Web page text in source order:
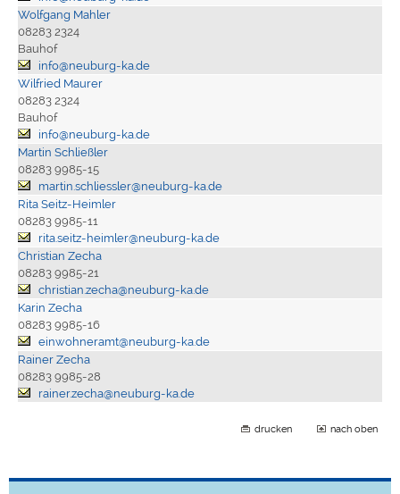
Wolfgang Mahler
08283 2324
Bauhof
info@neuburg-ka.de
Wilfried Maurer
08283 2324
Bauhof
info@neuburg-ka.de
Martin Schließler
08283 9985-15
martin.schliessler@neuburg-ka.de
Rita Seitz-Heimler
08283 9985-11
rita.seitz-heimler@neuburg-ka.de
Christian Zecha
08283 9985-21
christian.zecha@neuburg-ka.de
Karin Zecha
08283 9985-16
einwohneramt@neuburg-ka.de
Rainer Zecha
08283 9985-28
rainer.zecha@neuburg-ka.de
drucken nach oben